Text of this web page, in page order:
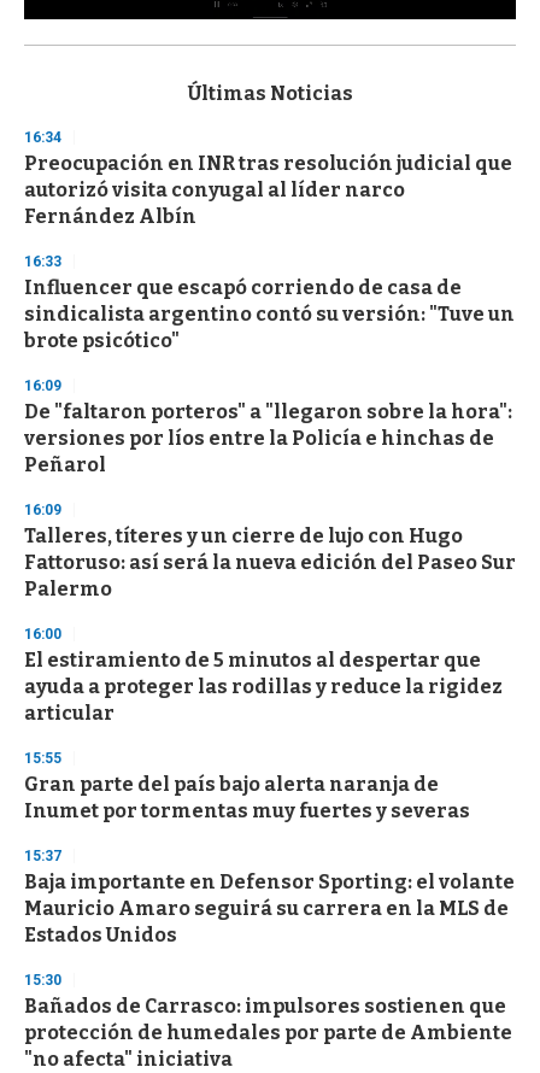
s
d
s
o
f
3
s
e
c
o
n
Últimas Noticias
16:34
Preocupación en INR tras resolución judicial que
autorizó visita conyugal al líder narco
Fernández Albín
16:33
Influencer que escapó corriendo de casa de
sindicalista argentino contó su versión: "Tuve un
brote psicótico"
16:09
De "faltaron porteros" a "llegaron sobre la hora":
versiones por líos entre la Policía e hinchas de
Peñarol
16:09
Talleres, títeres y un cierre de lujo con Hugo
Fattoruso: así será la nueva edición del Paseo Sur
Palermo
16:00
El estiramiento de 5 minutos al despertar que
ayuda a proteger las rodillas y reduce la rigidez
articular
15:55
Gran parte del país bajo alerta naranja de
Inumet por tormentas muy fuertes y severas
15:37
Baja importante en Defensor Sporting: el volante
Mauricio Amaro seguirá su carrera en la MLS de
Estados Unidos
15:30
Bañados de Carrasco: impulsores sostienen que
protección de humedales por parte de Ambiente
"no afecta" iniciativa